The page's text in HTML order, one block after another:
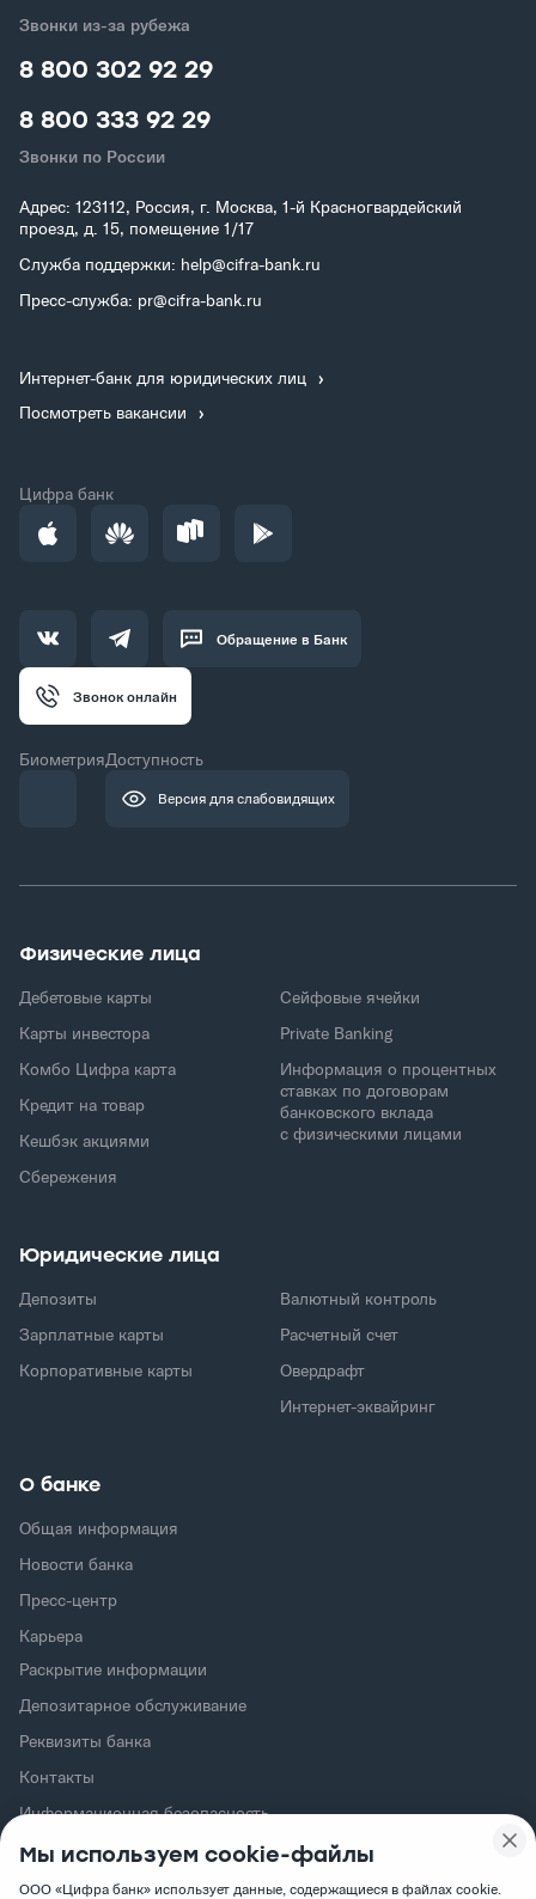
Мы используем cookie-файлы
ООО «Цифра банк» использует данные, содержащиеся в файлах cookie.
Звонки из-за рубежа
8 800 302 92 29
8 800 333 92 29
Звонки по России
Адрес: 123112, Россия, г. Москва, 1-й Красногвардейский
проезд, д. 15, помещение 1/17
Служба поддержки: help@cifra-bank.ru
Пресс-служба: pr@cifra-bank.ru
Интернет-банк для юридических лиц
Посмотреть вакансии
Цифра банк
Обращение в Банк
Звонок онлайн
БиометрияДоступность
Версия для слабовидящих
Физические лица
Дебетовые карты
Карты инвестора
Комбо Цифра карта
Кредит на товар
Кешбэк акциями
Сбережения
Сейфовые ячейки
Private Banking
Информация о процентных
ставках по договорам
банковского вклада
с физическими лицами
Юридические лица
Депозиты
Зарплатные карты
Корпоративные карты
Валютный контроль
Расчетный счет
Овердрафт
Интернет-эквайринг
О банке
Общая информация
Новости банка
Пресс-центр
Карьера
Раскрытие информации
Депозитарное обслуживание
Реквизиты банка
Контакты
Информационная безопасность
Политика обработки персональных данных
Сертификаты Минцифры РФ